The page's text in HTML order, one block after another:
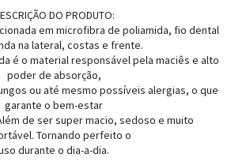
DO PRODUTO:
em microfibra de poliamida, fio dental
na lateral, costas e frente.
é o material responsável pela maciês e alto
poder de absorção,
ou até mesmo possíveis alergias, o que
garante o bem-estar
de ser super macio, sedoso e muito
Tornando perfeito o
durante o dia-a-dia.